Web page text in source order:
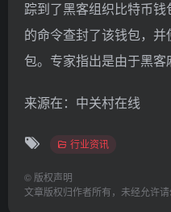
踪到了黑客组织比特币
的命令查封了该钱包，
包。专家指出是由于黑客
来源在：中关村在线
行业资讯
© 版权声明
文章版权归作者所有，未经允许请